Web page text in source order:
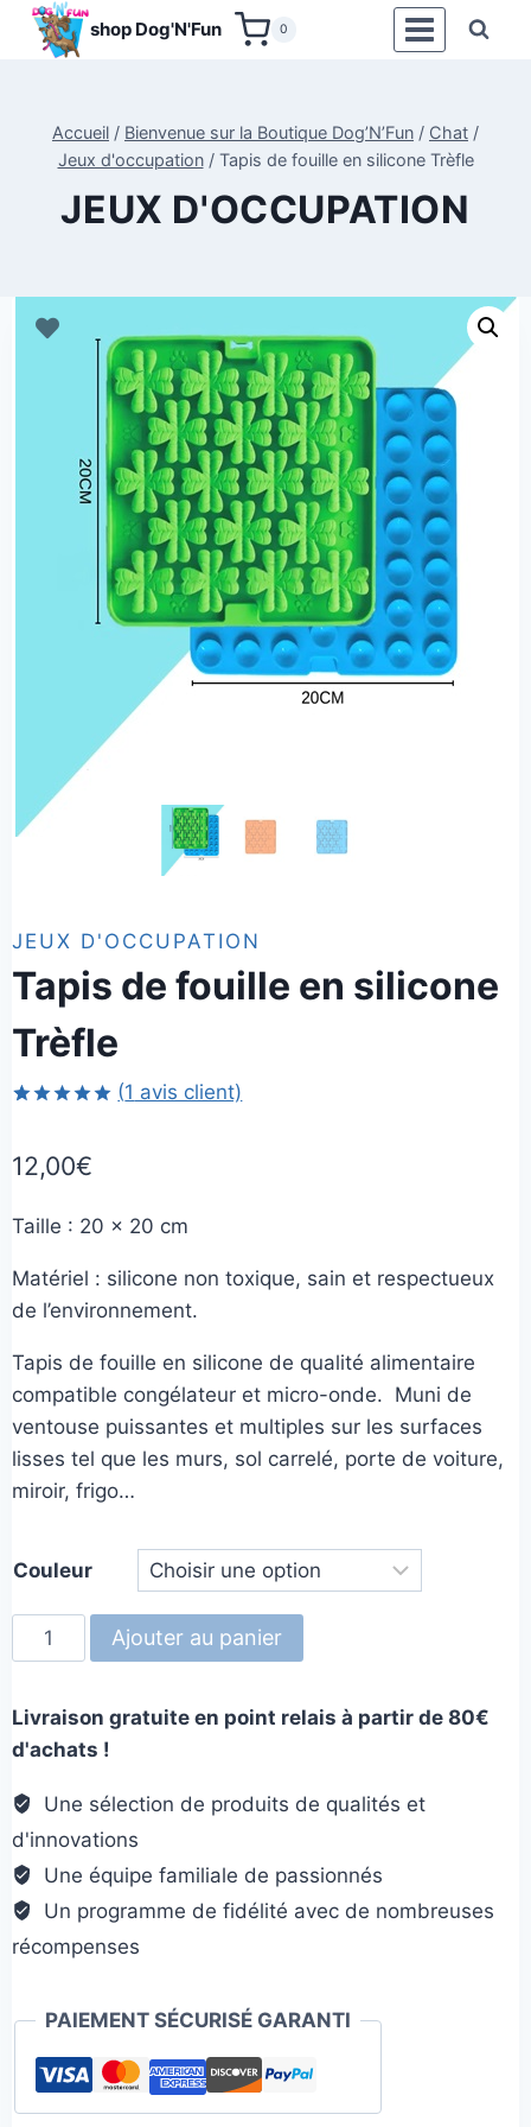
Aller
shop Dog'N'Fun 0
Accueil / Bienvenue sur la Boutique Dog’N’Fun / Chat /
Jeux d'occupation / Tapis de fouille en silicone Trèfle
JEUX D'OCCUPATION
JEUX D'OCCUPATION
Tapis de fouille en silicone
Trèfle
sur
notation
(1 avis client)
12,00€
Taille : 20 x 20 cm
Matériel : silicone non toxique, sain et respectueux
de l’environnement.
Tapis de fouille en silicone de qualité alimentaire
compatible congélateur et micro-onde. Muni de
ventouse puissantes et multiples sur les surfaces
lisses tel que les murs, sol carrelé, porte de voiture,
miroir, frigo…
Couleur
quantité
de
de
fouille
en
silicone
Trèfle
Ajouter au panier
Livraison gratuite en point relais à partir de 80€
d'achats !
Une sélection de produits de qualités et
d'innovations
Une équipe familiale de passionnés
Un programme de fidélité avec de nombreuses
récompenses
PAIEMENT SÉCURISÉ GARANTI